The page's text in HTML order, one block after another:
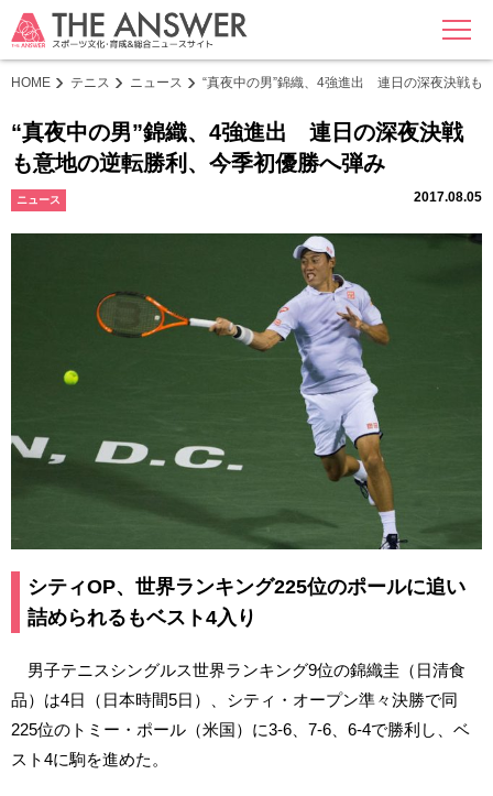
MENU
HOME テニス ニュース “真夜中の男”錦織、4強進出 連日の深夜決戦も
“真夜中の男”錦織、4強進出 連日の深夜決戦
も意地の逆転勝利、今季初優勝へ弾み
ニュース 2017.08.05
シティOP、世界ランキング225位のポールに追い
詰められるもベスト4入り
男子テニスシングルス世界ランキング9位の錦織圭（日清食
品）は4日（日本時間5日）、シティ・オープン準々決勝で同
225位のトミー・ポール（米国）に3-6、7-6、6-4で勝利し、ベ
スト4に駒を進めた。